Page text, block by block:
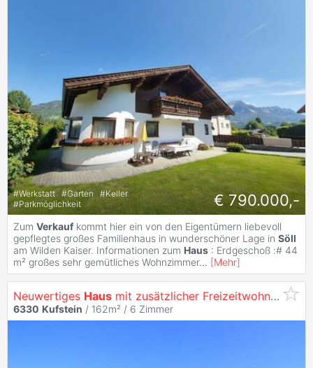
#Werkstatt #Garten #Keller
#Parkmöglichkeit € 790.000,-
Zum Verkauf kommt hier ein von den Eigentümern liebevoll
gepflegtes großes Familienhaus in wunderschöner Lage in Söll
am Wilden Kaiser. Informationen zum Haus : Erdgeschoß :# 44
m² großes sehr gemütliches Wohnzimmer... [Mehr]
Neuwertiges Haus mit zusätzlicher Freizeitwohnsitzwidmung - Nähe
6330 Kufstein / 162m² / 6 Zimmer